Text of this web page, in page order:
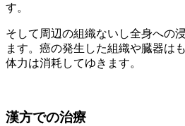
す。
そして周辺の組織ないし全身への
ます。癌の発生した組織や臓器は
体力は消耗してゆきます。
漢方での治療